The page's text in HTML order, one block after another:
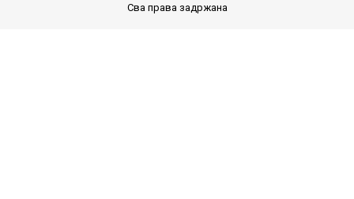
Сва права задржана